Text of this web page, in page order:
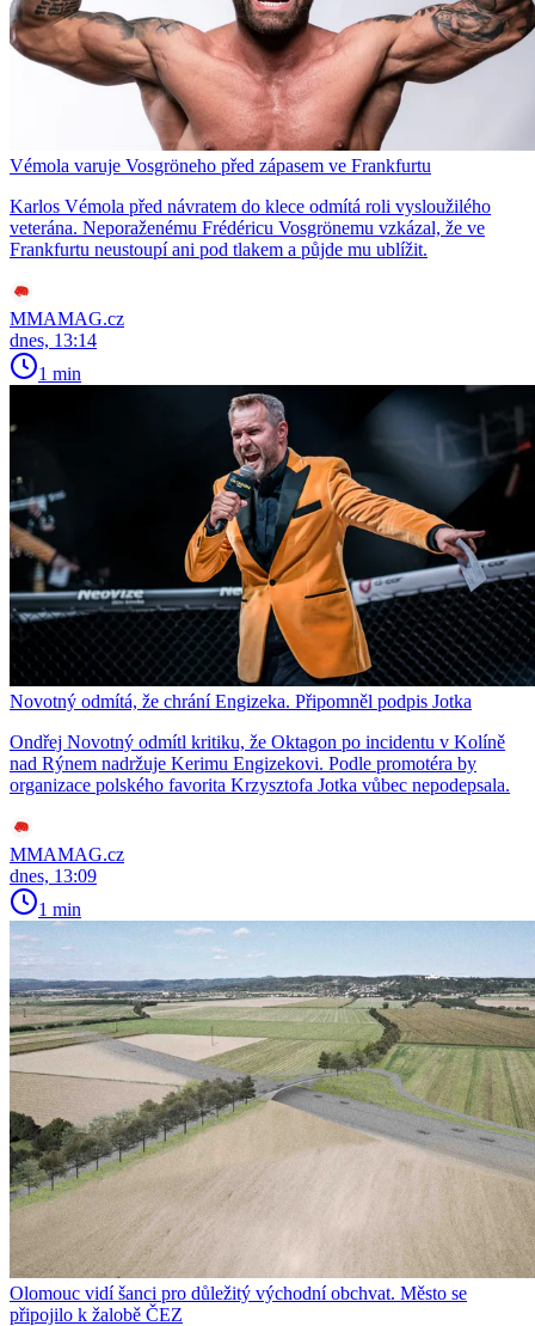
Vémola varuje Vosgröneho před zápasem ve Frankfurtu
Karlos Vémola před návratem do klece odmítá roli vysloužilého
veterána. Neporaženému Frédéricu Vosgrönemu vzkázal, že ve
Frankfurtu neustoupí ani pod tlakem a půjde mu ublížit.
MMAMAG.cz
dnes, 13:14
1 min
Novotný odmítá, že chrání Engizeka. Připomněl podpis Jotka
Ondřej Novotný odmítl kritiku, že Oktagon po incidentu v Kolíně
nad Rýnem nadržuje Kerimu Engizekovi. Podle promotéra by
organizace polského favorita Krzysztofa Jotka vůbec nepodepsala.
MMAMAG.cz
dnes, 13:09
1 min
Olomouc vidí šanci pro důležitý východní obchvat. Město se
připojilo k žalobě ČEZ